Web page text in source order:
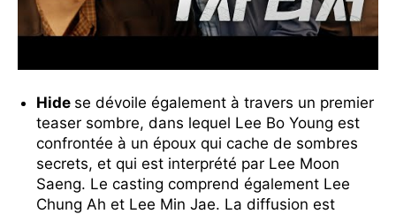
Hide se dévoile également à travers un premier
teaser sombre, dans lequel Lee Bo Young est
confrontée à un époux qui cache de sombres
secrets, et qui est interprété par Lee Moon
Saeng. Le casting comprend également Lee
Chung Ah et Lee Min Jae. La diffusion est